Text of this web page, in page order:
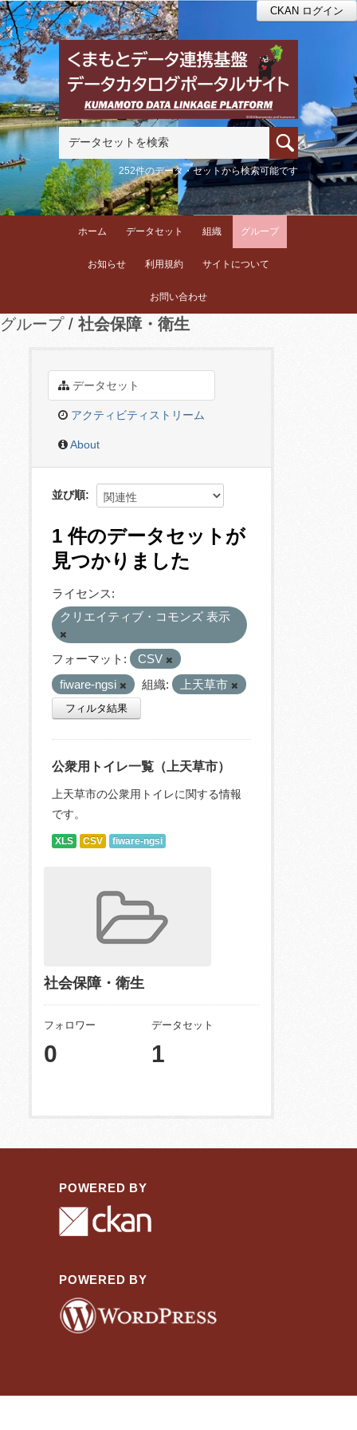
CKAN ログイン
252件のデータ・セットから検索可能です
ホーム データセット 組織 グループ
お知らせ 利用規約 サイトについて
お問い合わせ
グループ 社会保障・衛生
データセット
アクティビティストリーム
About
並び順
1 件のデータセットが
見つかりました
ライセンス:
クリエイティブ・コモンズ 表示
フォーマット:
CSV
fiware-ngsi
組織: 上天草市
フィルタ結果
公衆用トイレ一覧（上天草市）
上天草市の公衆用トイレに関する情報
です。
XLS CSV fiware-ngsi
社会保障・衛生
フォロワー
0
データセット
1
POWERED BY
POWERED BY